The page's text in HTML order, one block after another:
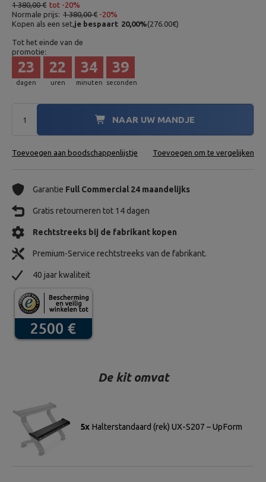
1 380,00 € tot -20%
Normale prijs: 1 380,00 € -20%
Kopen als een set,je bespaart 20,00%(276.00€)
Tot het einde van de
promotie:
dagen
23
uren
22
minuten
34
seconden
38
NAAR UW MANDJE
Toevoegen aan boodschappenlijstje Toevoegen om te vergelijken
Garantie Full Commercial 24 maandelijks
Gratis retourneren tot 14 dagen
Rechtstreeks bij de fabrikant kopen
Premium-Service rechtstreeks van de fabrikant.
40 jaar kwaliteit
De kit omvat
5x Halterstandaard (rek) UX-S207 – UpForm